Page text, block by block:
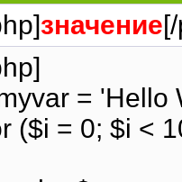
значение
= 'Hello
($i = 0; $i <